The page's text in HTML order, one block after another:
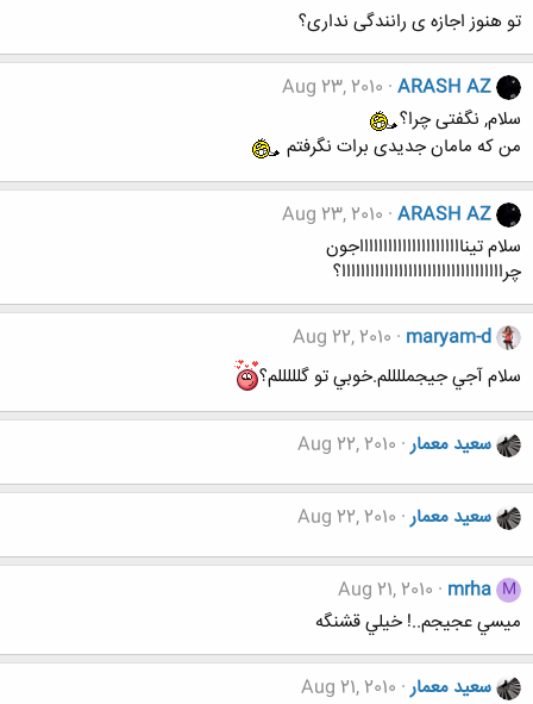
تو هنوز اجازه ی رانندگی نداری؟
ARASH AZ
Aug 23, 2010
سلام, نگفتی چرا؟
من که مامان جدیدی برات نگرفتم
ARASH AZ
Aug 23, 2010
سلام تینااااااااااااااااااااااجون
چراااااااااااااااااااااااااااااااااا؟
maryam-d
Aug 22, 2010
سلام آجي جيجمللللم.خوبي تو گلللللم؟
سعید معمار Aug 22, 2010
سعید معمار Aug 22, 2010
M
mrha
Aug 21, 2010
ميسي عجيجم..! خيلي قشنگه
سعید معمار Aug 21, 2010